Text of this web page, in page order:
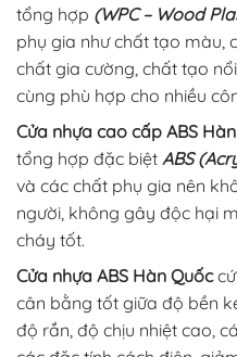
tổng hợp (WPC – Wood
phụ gia như chất tạo màu,
chất gia cường, chất tạo
cùng phù hợp cho nhiều
Cửa nhựa cao cấp ABS
tổng hợp đặc biệt ABS
và các chất phụ gia nên
người, không gây độc hại
cháy tốt.
Cửa nhựa ABS Hàn Quốc
cân bằng tốt giữa độ bền
độ rắn, độ chịu nhiệt cao,